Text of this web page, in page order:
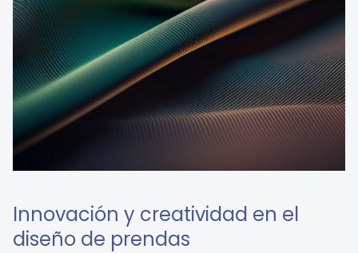
Innovación y creatividad en el
diseño de prendas